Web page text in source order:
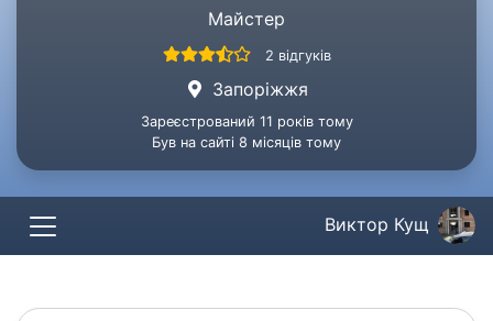
Майстер
2 відгуків
Запоріжжя
Зареєстрований 11 років тому
Був на сайті 8 місяців тому
Виктор Кущ